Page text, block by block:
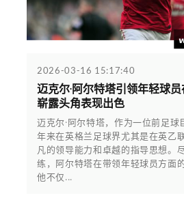
2026-03-16 15:17:40
迈克尔·阿尔特塔引领年轻球
崭露头角表现出色
迈克尔·阿尔特塔，作为一位前足
年来在英格兰足球界尤其是在英乙
凡的领导能力和卓越的指导思想。
练，阿尔特塔在带领年轻球员方面
他不仅...